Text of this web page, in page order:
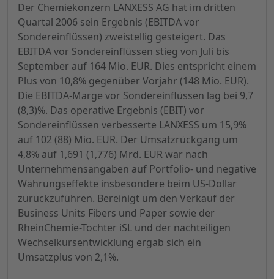
Der Chemiekonzern LANXESS AG hat im dritten
Quartal 2006 sein Ergebnis (EBITDA vor
Sondereinflüssen) zweistellig gesteigert. Das
EBITDA vor Sondereinflüssen stieg von Juli bis
September auf 164 Mio. EUR. Dies entspricht einem
Plus von 10,8% gegenüber Vorjahr (148 Mio. EUR).
Die EBITDA-Marge vor Sondereinflüssen lag bei 9,7
(8,3)%. Das operative Ergebnis (EBIT) vor
Sondereinflüssen verbesserte LANXESS um 15,9%
auf 102 (88) Mio. EUR. Der Umsatzrückgang um
4,8% auf 1,691 (1,776) Mrd. EUR war nach
Unternehmensangaben auf Portfolio- und negative
Währungseffekte insbesondere beim US-Dollar
zurückzuführen. Bereinigt um den Verkauf der
Business Units Fibers und Paper sowie der
RheinChemie-Tochter iSL und der nachteiligen
Wechselkursentwicklung ergab sich ein
Umsatzplus von 2,1%.